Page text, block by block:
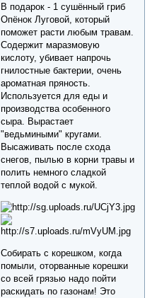
В подарок - 1 сушённый гриб
Опёнок Луговой, который
поможет расти любым травам.
Содержит маразмовую
кислоту, убивает напрочь
гнилостные бактерии, очень
ароматная пряность.
Используется для еды и
производства особенного
сыра. Вырастает
"ведьмиными" кругами.
Высаживать после схода
снегов, пылью в корни травы и
полить немного сладкой
теплой водой с мукой.
Собирать с корешком, когда
помыли, оторванные корешки
со всей грязью надо пойти
раскидать по газонам! Это